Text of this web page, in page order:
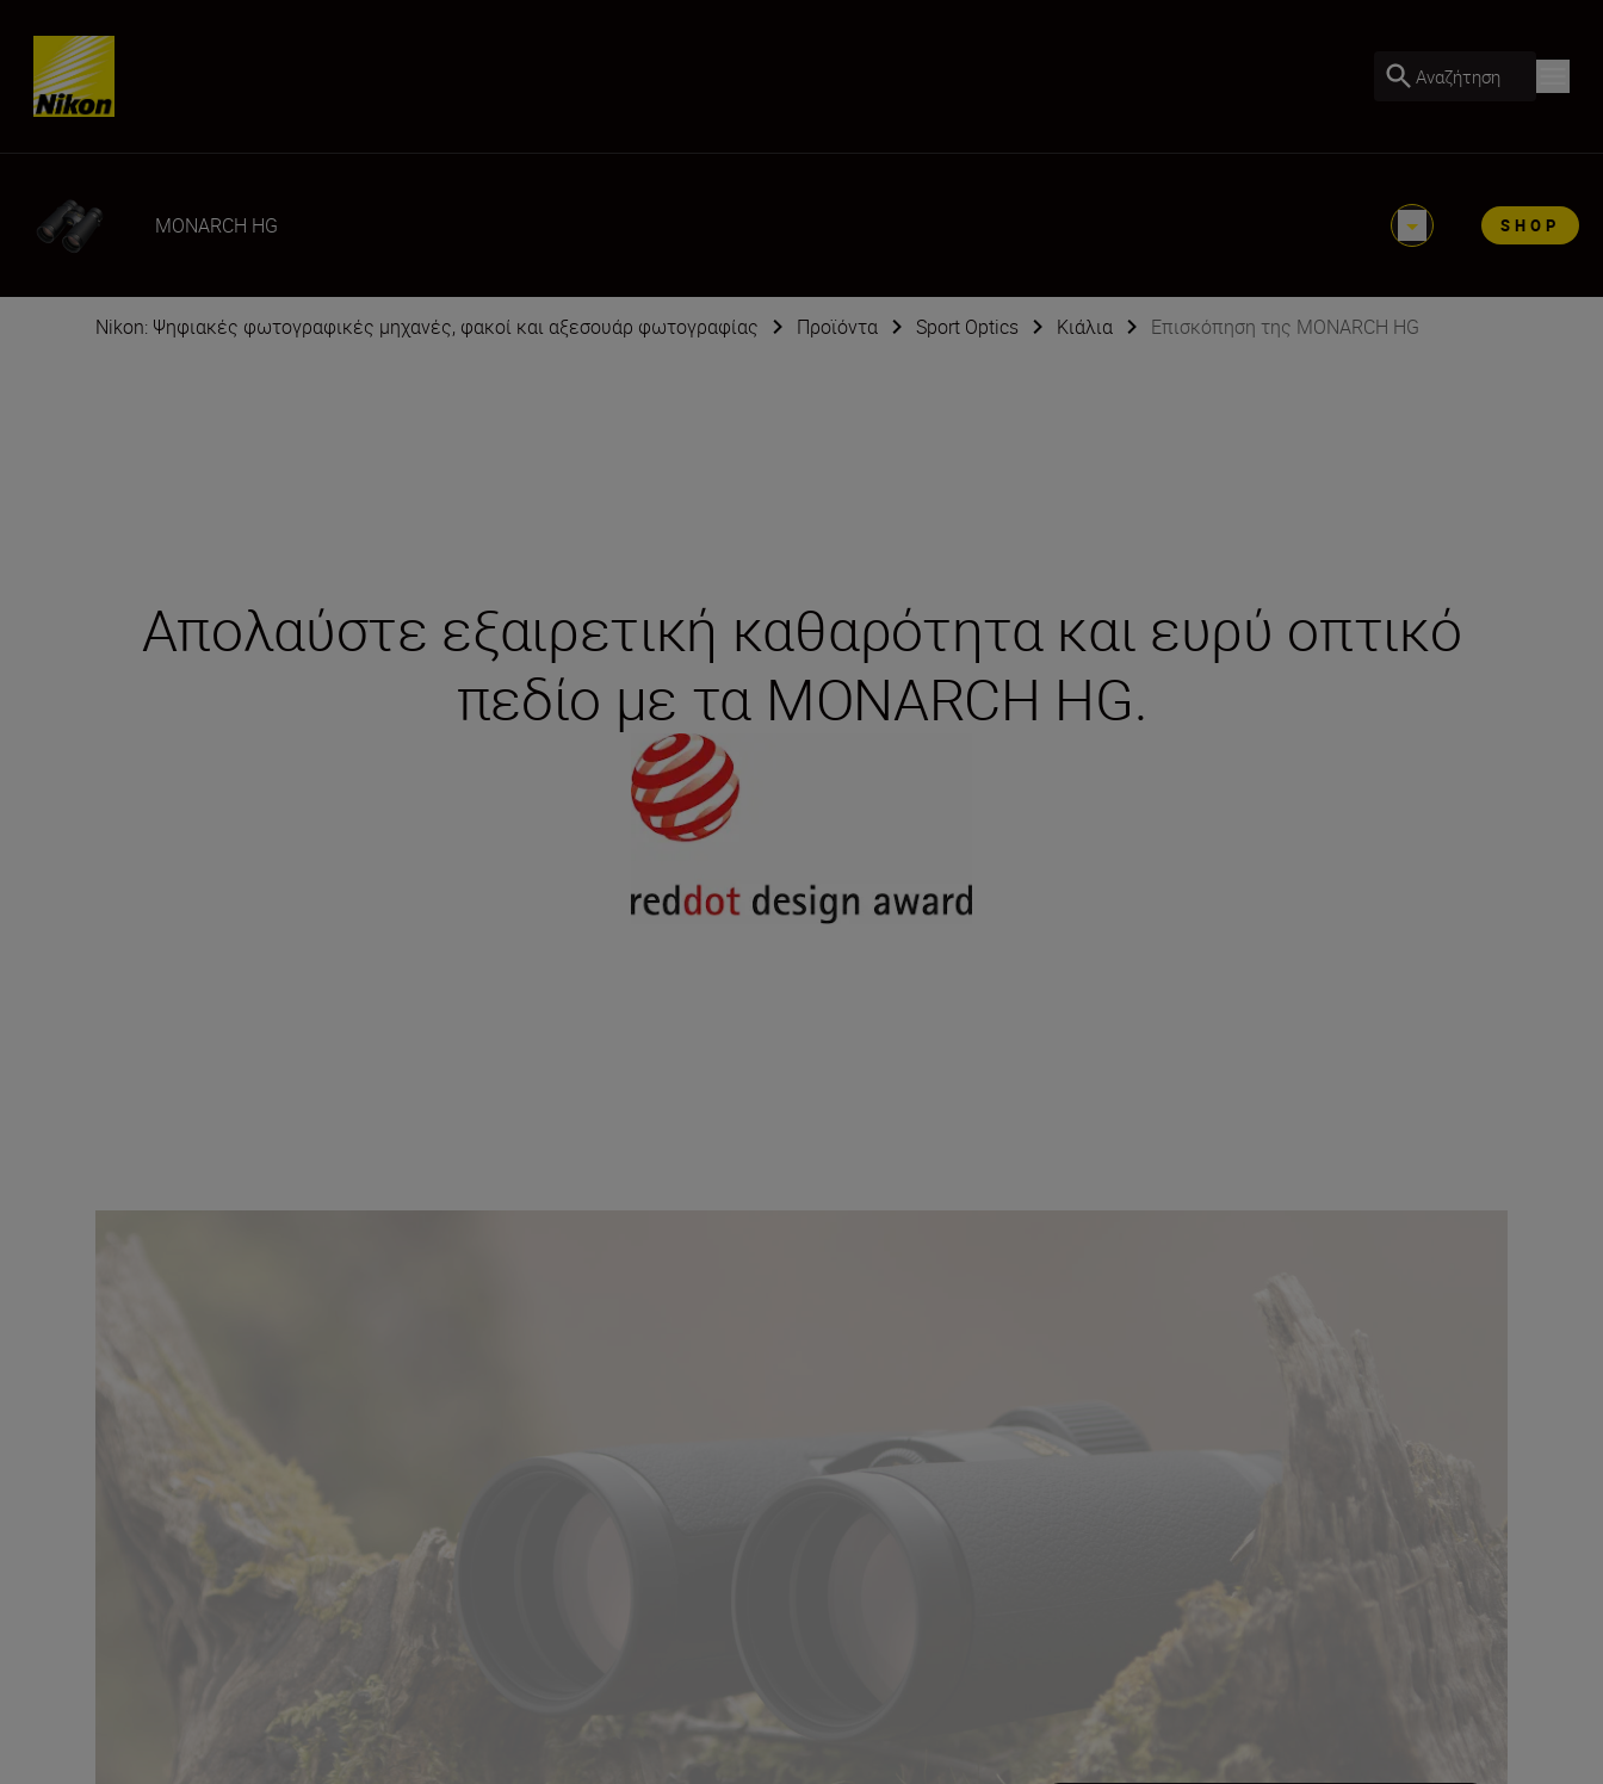
Skip content
Αναζήτηση
MONARCH HG SHOP
Nikon: Ψηφιακές φωτογραφικές μηχανές, φακοί και αξεσουάρ φωτογραφίας Προϊόντα Sport Optics Κιάλια Επισκόπηση της MONARCH HG
Απολαύστε εξαιρετική καθαρότητα και ευρύ οπτικό
πεδίο με τα MONARCH HG.